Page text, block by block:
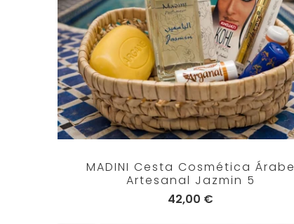
MADINI Cesta Cosmética Árabe
Artesanal Jazmin 5
42,00 €